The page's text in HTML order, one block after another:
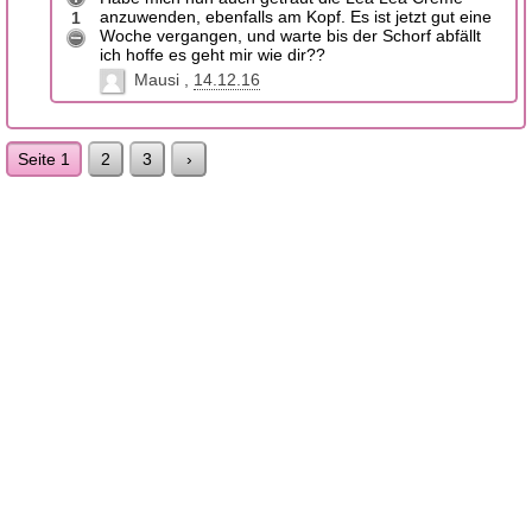
1
anzuwenden, ebenfalls am Kopf. Es ist jetzt gut eine
Woche vergangen, und warte bis der Schorf abfällt
ich hoffe es geht mir wie dir??
Mausi
14.12.16
Seite 1 2 3 ›